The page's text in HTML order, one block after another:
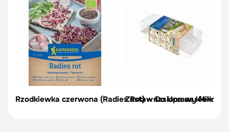
Rzodkiewka czerwona (Radies Rot) – nasiona na kiełki
Zestaw Do Uprawy